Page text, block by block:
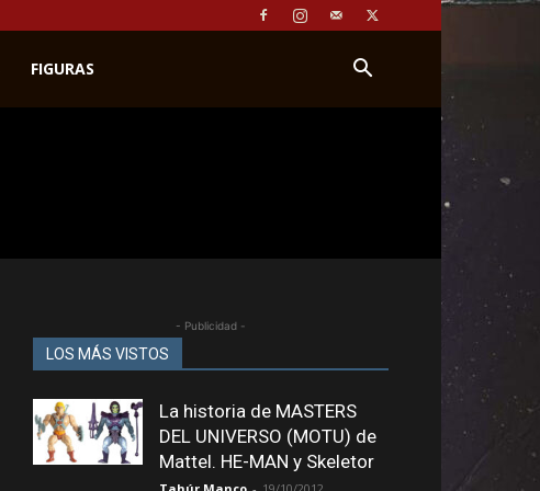
FIGURAS
- Publicidad -
LOS MÁS VISTOS
La historia de MASTERS
DEL UNIVERSO (MOTU) de
Mattel. HE-MAN y Skeletor